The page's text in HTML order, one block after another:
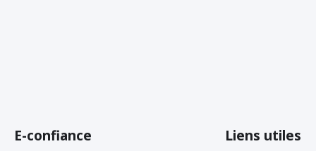
E-confiance Liens utiles